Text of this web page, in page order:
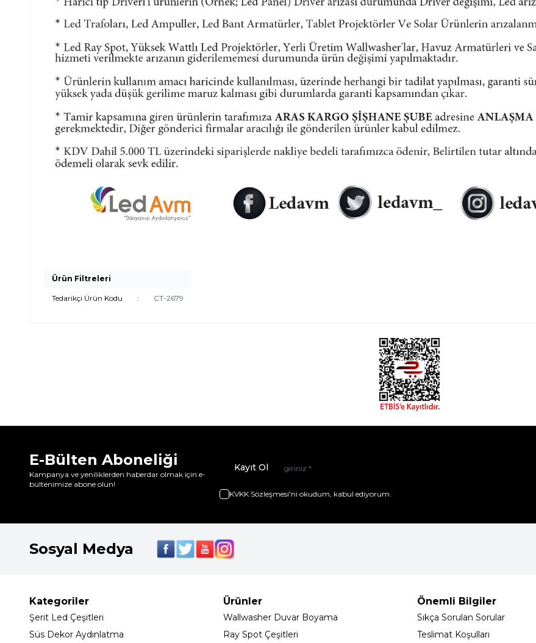
Ürün Filtreleri
Tedarikçi Ürün Kodu : CT-2679
E-Bülten Aboneliği
Kampanya ve yeniliklerden haberdar olmak için e-
bültenimize abone olun!
Kayıt Ol
KVKK Sözleşmesi'ni okudum, kabul ediyorum.
Sosyal Medya
Kategoriler
Şerit Led Çeşitleri
Süs Dekor Aydınlatma
Ürünler
Wallwasher Duvar Boyama
Ray Spot Çeşitleri
Önemli Bilgiler
Sıkça Sorulan Sorular
Teslimat Koşulları